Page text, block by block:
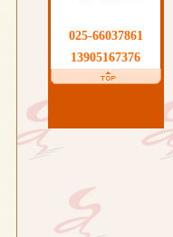
025-66037861
13905167376